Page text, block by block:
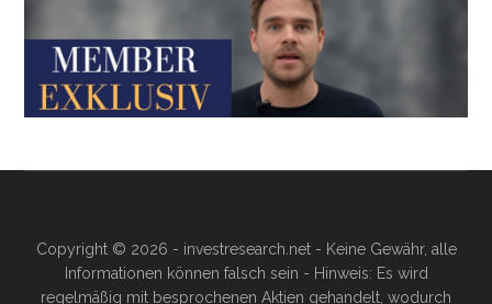
Copyright © 2026 - investresearch.net - Keine Gewähr, alle
Informationen können falsch sein - Hinweis: Es wird
regelmäßig mit besprochenen Aktien gehandelt, wodurch